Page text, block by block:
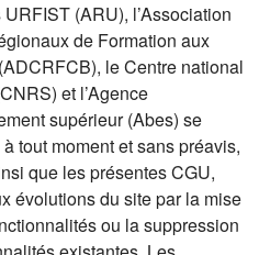
(ARU), l’Association
de Formation aux
le Centre national
et l’Agence
supérieur (Abes) se
tout moment et sans préavis,
que les présentes CGU,
évolutions du site par la mise
ou la suppression